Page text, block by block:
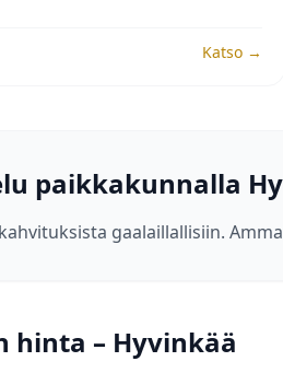
Katso →
paikkakunnalla
gaalaillallisiin.
– Hyvinkää